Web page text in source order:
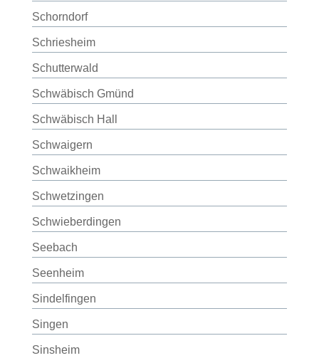
Schorndorf
Schriesheim
Schutterwald
Schwäbisch Gmünd
Schwäbisch Hall
Schwaigern
Schwaikheim
Schwetzingen
Schwieberdingen
Seebach
Seenheim
Sindelfingen
Singen
Sinsheim